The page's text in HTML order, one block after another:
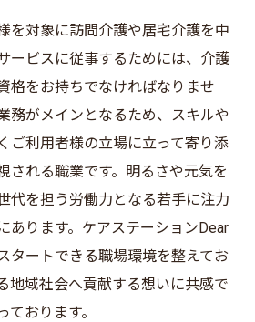
を対象に訪問介護や居宅介護を中
ービスに従事するためには、介護
格をお持ちでなければなりませ
務がメインとなるため、スキルや
ご利用者様の立場に立って寄り添
される職業です。明るさや元気を
代を担う労働力となる若手に注力
あります。ケアステーションDear
タートできる職場環境を整えてお
地域社会へ貢献する想いに共感で
おります。